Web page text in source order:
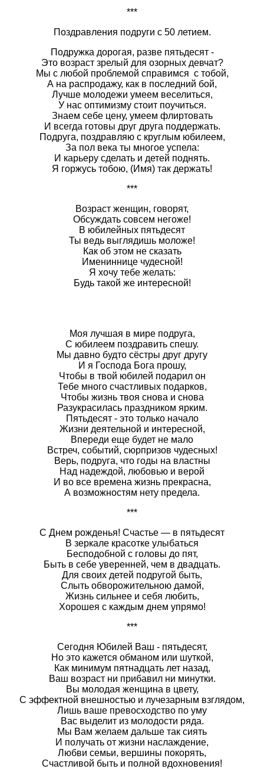
***
Поздравления подруги с 50 летием.
Подружка дорогая, разве пятьдесят -
Это возраст зрелый для озорных девчат?
Мы с любой проблемой справимся с тобой,
А на распродажу, как в последний бой,
Лучше молодежи умеем веселиться,
У нас оптимизму стоит поучиться.
Знаем себе цену, умеем флиртовать
И всегда готовы друг друга поддержать.
Подруга, поздравляю с круглым юбилеем,
За пол века ты многое успела:
И карьеру сделать и детей поднять.
Я горжусь тобою, (Имя) так держать!
***
Возраст женщин, говорят,
Обсуждать совсем негоже!
В юбилейных пятьдесят
Ты ведь выглядишь моложе!
Как об этом не сказать
Имениннице чудесной!
Я хочу тебе желать:
Будь такой же интересной!
Моя лучшая в мире подруга,
С юбилеем поздравить спешу.
Мы давно будто сёстры друг другу
И я Господа Бога прошу,
Чтобы в твой юбилей подарил он
Тебе много счастливых подарков,
Чтобы жизнь твоя снова и снова
Разукрасилась праздником ярким.
Пятьдесят - это только начало
Жизни деятельной и интересной,
Впереди еще будет не мало
Встреч, событий, сюрпризов чудесных!
Верь, подруга, что годы на властны
Над надеждой, любовью и верой
И во все времена жизнь прекрасна,
А возможностям нету предела.
***
С Днем рожденья! Счастье — в пятьдесят
В зеркале красотке улыбаться
Бесподобной с головы до пят,
Быть в себе уверенней, чем в двадцать.
Для своих детей подругой быть,
Слыть обворожительною дамой,
Жизнь сильнее и себя любить,
Хорошея с каждым днем упрямо!
***
Сегодня Юбилей Ваш - пятьдесят,
Но это кажется обманом или шуткой,
Как минимум пятнадцать лет назад,
Ваш возраст ни прибавил ни минутки.
Вы молодая женщина в цвету,
С эффектной внешностью и лучезарным взглядом,
Лишь ваше превосходство по уму
Вас выделит из молодости ряда.
Мы Вам желаем дальше так сиять
И получать от жизни наслаждение,
Любви семьи, вершины покорять,
Счастливой быть и полной вдохновения!